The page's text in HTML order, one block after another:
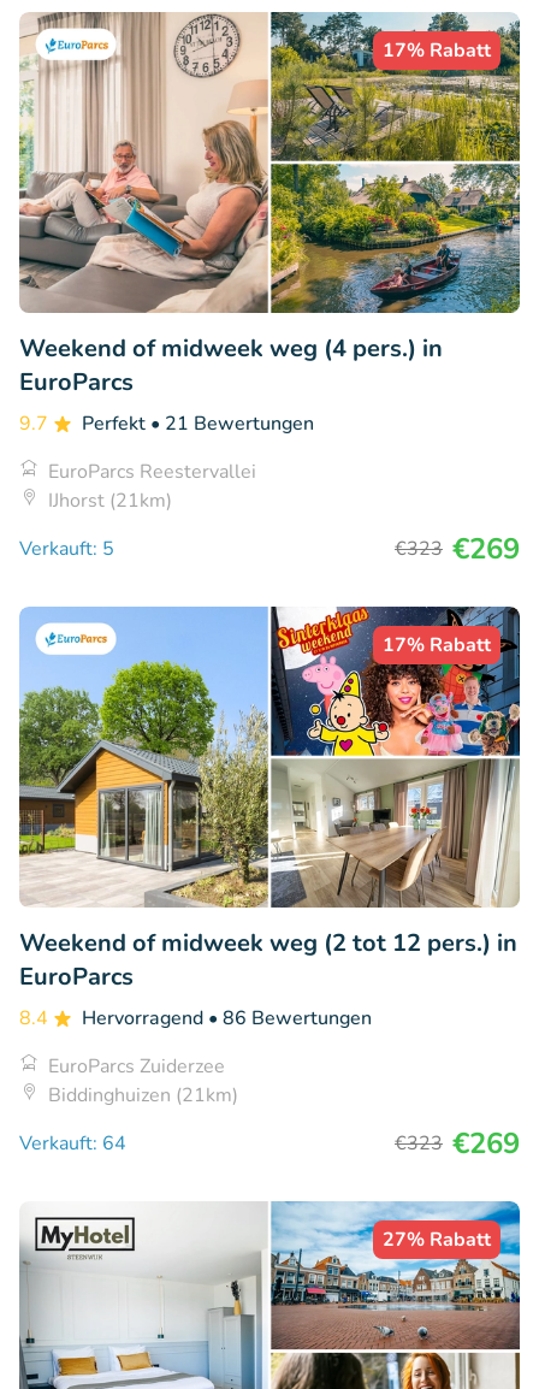
17% Rabatt
Weekend of midweek weg (4 pers.) in
EuroParcs
9.7 Perfekt • 21 Bewertungen
EuroParcs Reestervallei
IJhorst (21km)
Verkauft: 5
€323 €269
17% Rabatt
Weekend of midweek weg (2 tot 12 pers.) in
EuroParcs
8.4 Hervorragend • 86 Bewertungen
EuroParcs Zuiderzee
Biddinghuizen (21km)
Verkauft: 64
€323 €269
27% Rabatt